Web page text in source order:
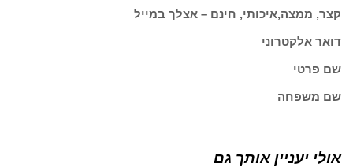
קצר, ממצה,איכותי, חינם – אצלך במייל
דואר אלקטרוני
שם פרטי
שם משפחה
אולי יעניין אותך גם